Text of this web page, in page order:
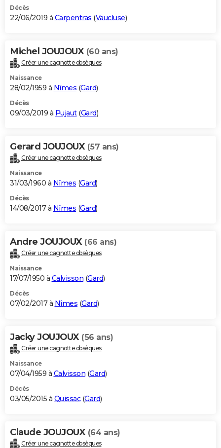
Décès
22/06/2019 à Carpentras (Vaucluse)
Michel JOUJOUX (60 ans)
Créer une cagnotte obsèques
Naissance
28/02/1959 à Nîmes (Gard)
Décès
09/03/2019 à Pujaut(Gard)
Gerard JOUJOUX (57 ans)
Créer une cagnotte obsèques
Naissance
31/03/1960 à Nîmes (Gard)
Décès
14/08/2017 à Nîmes (Gard)
Andre JOUJOUX (66 ans)
Créer une cagnotte obsèques
Naissance
17/07/1950 à Calvisson (Gard)
Décès
07/02/2017 à Nîmes (Gard)
Jacky JOUJOUX (56 ans)
Créer une cagnotte obsèques
Naissance
07/04/1959 à Calvisson (Gard)
Décès
03/05/2015 à Quissac(Gard)
Claude JOUJOUX (64 ans)
Créer une cagnotte obsèques